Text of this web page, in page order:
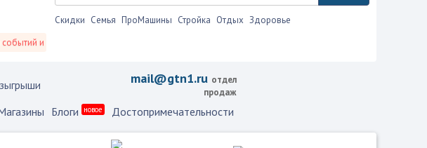
и не только это.
Скидки Семья ПроМашины Стройка Отдых Здоровье
mail@gtn1.ru отдел
продаж
Блоги новое Достопримечательности